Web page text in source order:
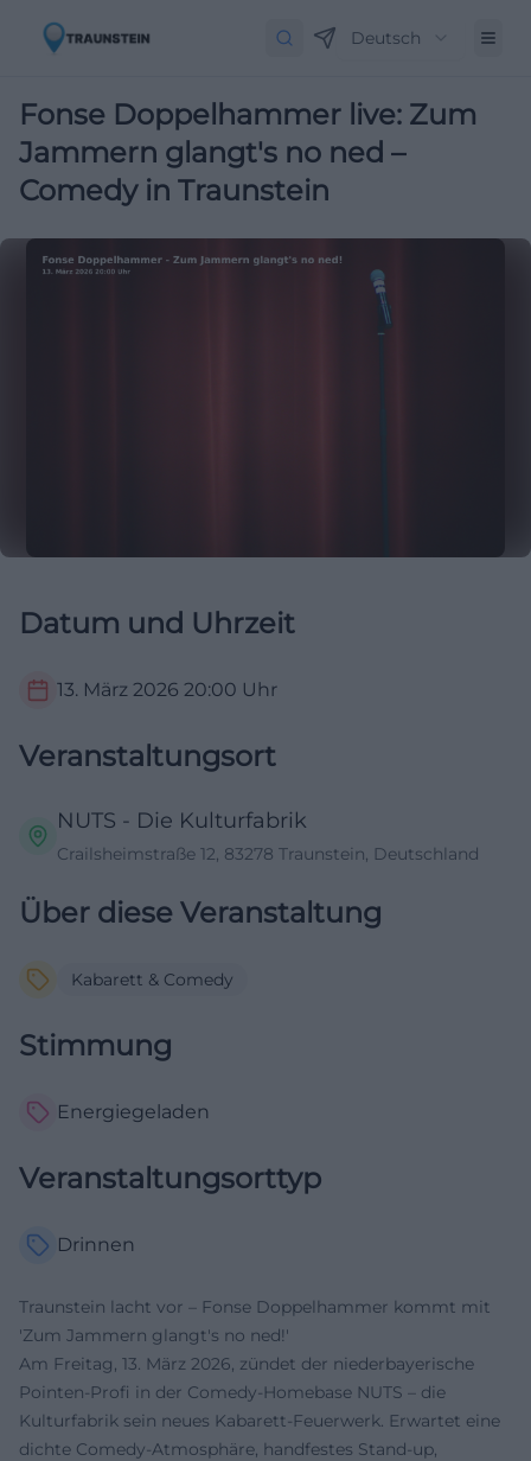
Deutsch
Fonse Doppelhammer live: Zum
Jammern glangt's no ned –
Comedy in Traunstein
Datum und Uhrzeit
13. März 2026 20:00 Uhr
Veranstaltungsort
NUTS - Die Kulturfabrik
Crailsheimstraße 12, 83278 Traunstein, Deutschland
Über diese Veranstaltung
Kabarett & Comedy
Stimmung
Energiegeladen
Veranstaltungsorttyp
Drinnen
Traunstein lacht vor – Fonse Doppelhammer kommt mit
'Zum Jammern glangt's no ned!'
Am Freitag, 13. März 2026, zündet der niederbayerische
Pointen-Profi in der Comedy-Homebase NUTS – die
Kulturfabrik sein neues Kabarett-Feuerwerk. Erwartet eine
dichte Comedy-Atmosphäre, handfestes Stand-up,